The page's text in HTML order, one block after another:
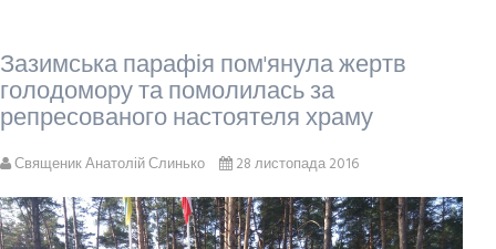
Зазимська парафія пом'янула жертв
голодомору та помолилась за
репресованого настоятеля храму
Священик Анатолій Слинько 28 листопада 2016